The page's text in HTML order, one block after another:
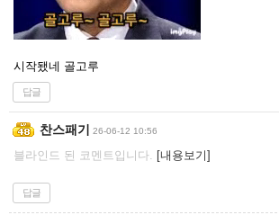
시작됐네 골고루
답글
찬스패기 26-06-12 10:56
블라인드 된 코멘트입니다. [내용보기]
답글